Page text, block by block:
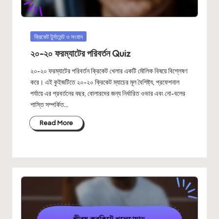
Posted
ক্রিকেট টুর্নামেন্ট ও সংবাদ
২০-২০ ফরম্যাটের পরিবর্তন Quiz
২০-২০ ফরম্যাটের পরিবর্তন ক্রিকেট খেলার একটি মৌলিক বিষয়ে বিশ্লেষণ
করে। এই কুইজটিতে ২০-২০ ক্রিকেট ম্যাচের মূল বৈশিষ্ট্য, প্রফেশনাল
পর্যায়ে এর প্রবর্তনের বছর, বোলারদের জন্য নির্ধারিত ওভার এবং নো-বলের
শাস্তি সম্পর্কিত…
Read More